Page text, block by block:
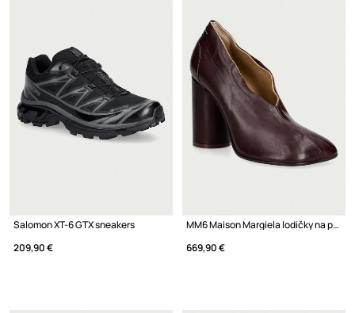
Salomon XT-6 GTX sneakers
209,90 €
MM6 Maison Margiela lodičky na podpätku dámske kožené
669,90 €